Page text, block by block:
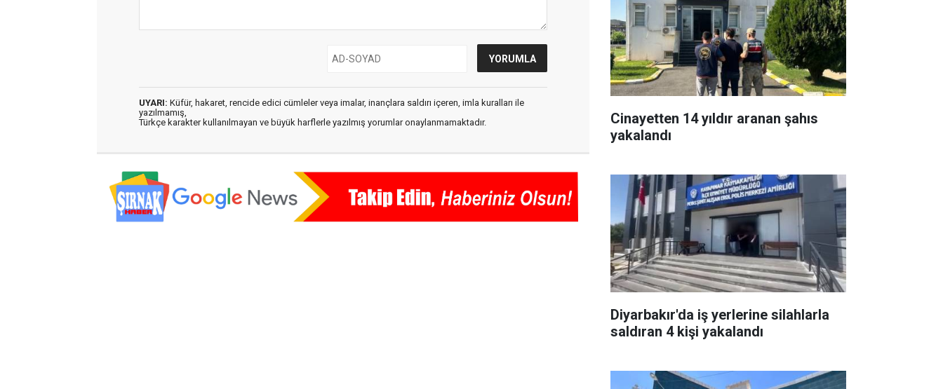
UYARI: Küfür, hakaret, rencide edici cümleler veya imalar, inançlara saldırı içeren, imla kuralları ile
yazılmamış,
Türkçe karakter kullanılmayan ve büyük harflerle yazılmış yorumlar onaylanmamaktadır.
Cinayetten 14 yıldır aranan şahıs
yakalandı
Diyarbakır'da iş yerlerine silahlarla
saldıran 4 kişi yakalandı